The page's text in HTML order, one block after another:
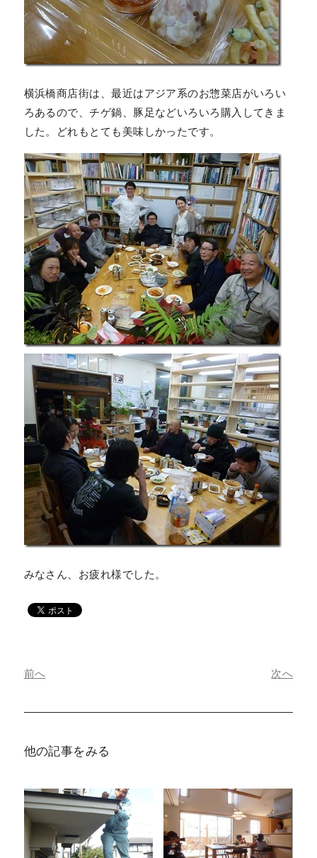
横浜橋商店街は、最近はアジア系のお惣菜店がいろい
ろあるので、チゲ鍋、豚足などいろいろ購入してきま
した。どれもとても美味しかったです。
みなさん、お疲れ様でした。
前へ 次へ
他の記事をみる